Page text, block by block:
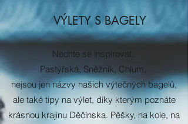
VÝLETY S BAGELY
Nechte se inspirovat.
Pastýřská, Sněžník, Chlum,
nejsou jen názvy našich výtečných bagelů,
ale také tipy na výlet, díky kterým poznáte
krásnou krajinu Děčínska. Pěšky, na kole, na